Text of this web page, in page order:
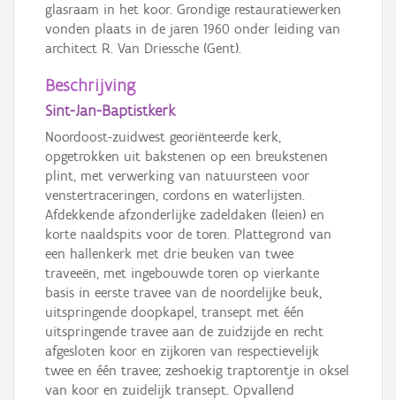
glasraam in het koor. Grondige restauratiewerken
vonden plaats in de jaren 1960 onder leiding van
architect R. Van Driessche (Gent).
Beschrijving
Sint-Jan-Baptistkerk
Noordoost-zuidwest georiënteerde kerk,
opgetrokken uit bakstenen op een breukstenen
plint, met verwerking van natuursteen voor
venstertraceringen, cordons en waterlijsten.
Afdekkende afzonderlijke zadeldaken (leien) en
korte naaldspits voor de toren. Plattegrond van
een hallenkerk met drie beuken van twee
traveeën, met ingebouwde toren op vierkante
basis in eerste travee van de noordelijke beuk,
uitspringende doopkapel, transept met één
uitspringende travee aan de zuidzijde en recht
afgesloten koor en zijkoren van respectievelijk
twee en één travee; zeshoekig traptorentje in oksel
van koor en zuidelijk transept. Opvallend